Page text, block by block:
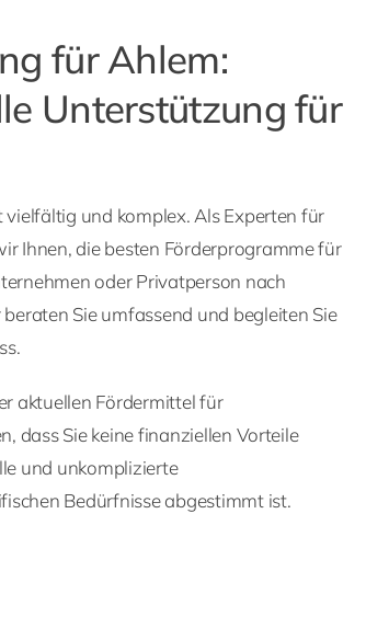
für Ahlem:
Unterstützung für
und komplex. Als Experten für
Ihnen, die besten Förderprogramme für
oder Privatperson nach
Sie umfassend und begleiten Sie
aktuellen Fördermittel für
dass Sie keine finanziellen Vorteile
und unkomplizierte
Bedürfnisse abgestimmt ist.